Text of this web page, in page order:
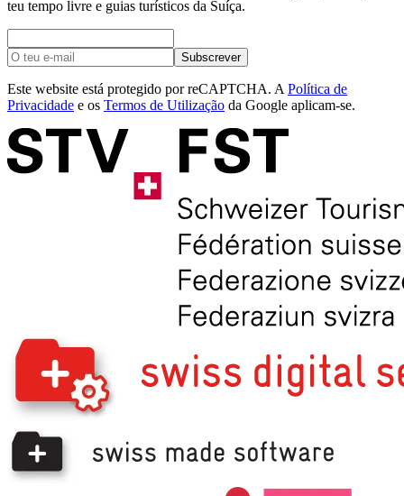
teu tempo livre e guias turísticos da Suíça.
Subscrever
Este website está protegido por reCAPTCHA. A Política de
Privacidade e os Termos de Utilização da Google aplicam-se.